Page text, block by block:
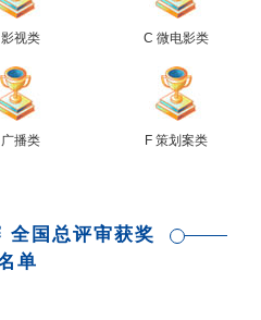
影视类 C 微电影类
广播类 F 策划案类
全国总评审获奖
单